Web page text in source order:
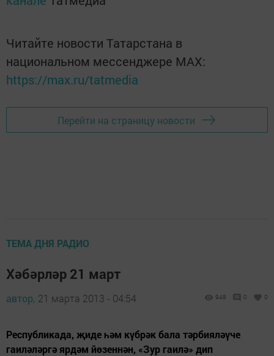
Читайте новости Татарстана в
национальном мессенджере MАХ:
https://max.ru/tatmedia
Перейти на страницу новости
ТЕМА ДНЯ РАДИО
Хәбәрләр 21 март
автор, 21 марта 2013 - 04:54 948 0 0
Республикада, җиде һәм күбрәк бала тәрбияләүче
гаиләләргә ярдәм йөзеннән, «Зур гаилә» дип